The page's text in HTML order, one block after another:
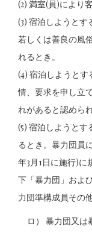
(2) 満室(員)により
(3) 宿泊しようと
若しくは善良の風
れるとき。
(4) 宿泊しようと
情、要求を申し立
れがあると認めら
(5) 宿泊しようと
るとき。暴力団員
年3月1日に施行)に
下「暴力団」およ
力団準構成員その
ロ） 暴力団又